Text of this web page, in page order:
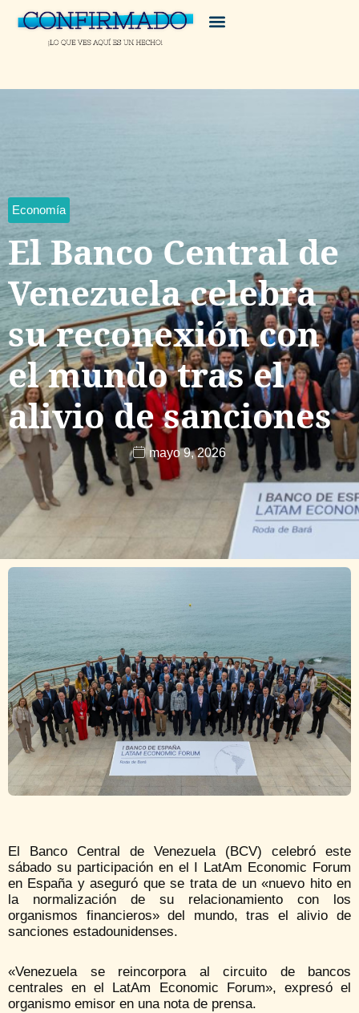
Economía
El Banco Central de
Venezuela celebra
su reconexión con
el mundo tras el
alivio de sanciones
mayo 9, 2026
El Banco Central de Venezuela (BCV) celebró este
sábado su participación en el I LatAm Economic Forum
en España y aseguró que se trata de un «nuevo hito en
la normalización de su relacionamiento con los
organismos financieros» del mundo, tras el alivio de
sanciones estadounidenses.
«Venezuela se reincorpora al circuito de bancos
centrales en el LatAm Economic Forum», expresó el
organismo emisor en una nota de prensa.